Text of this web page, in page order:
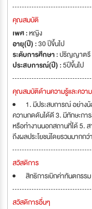
คุณสมบัติ
เพศ :หญิง
อายุ(ปี) :30 ปีขึ้นไป
ระดับการศึกษา :ปริญญาตรี
ประสบการณ์(ปี) :5ปีขึ้นไป
คุณสมบัติด้านความรู้และควา
1. มีประสบการณ์ อย่าง
ความกดดันได้ดี 3. มีทักษะกา
หรือทำงานนอกสถานที่ได้ 5.
ถึงผลประโยชน์โดยรวมมากก
สวัสดิการ
สิทธิการเบิกค่าทันตกรรม
สวัสดิการอื่นๆ